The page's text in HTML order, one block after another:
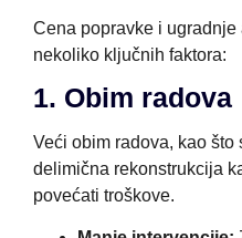
Cena popravke i
nekoliko ključnih faktora:
1. Obim radova
Veći obim radova, kao što
delimična rekonstrukcija
povećati troškove.